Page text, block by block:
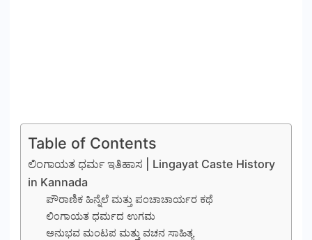
Table of Contents
ಲಿಂಗಾಯತ ಧರ್ಮ ಇತಿಹಾಸ | Lingayat Caste History
in Kannada
ಪೌರಾಣಿಕ ಹಿನ್ನೆಲೆ ಮತ್ತು ಪಂಚಾಚಾರ್ಯರ ಕಥೆ
ಲಿಂಗಾಯತ ಧರ್ಮದ ಉಗಮ
ಅನುಭವ ಮಂಟಪ ಮತ್ತು ವಚನ ಸಾಹಿತ್ಯ